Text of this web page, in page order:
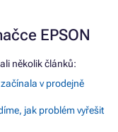
EPSON
několik článků:
v prodejně
jak problém vyřešit